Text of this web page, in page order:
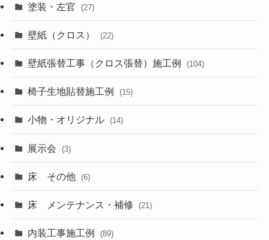
塗装・左官 (27)
壁紙（クロス） (22)
壁紙張替工事（クロス張替）施工例 (104)
椅子生地貼替施工例 (15)
小物・オリジナル (14)
展示会 (3)
床 その他 (6)
床 メンテナンス・補修 (21)
内装工事施工例 (89)